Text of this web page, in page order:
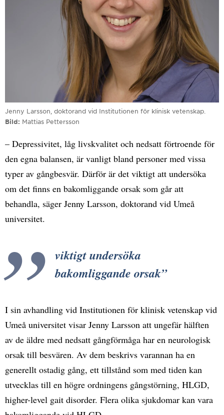
Jenny Larsson, doktorand vid Institutionen för klinisk vetenskap.
Bild
Mattias Pettersson
– Depressivitet, låg livskvalitet och nedsatt förtroende för
den egna balansen, är vanligt bland personer med vissa
typer av gångbesvär. Därför är det viktigt att undersöka
om det finns en bakomliggande orsak som går att
behandla, säger Jenny Larsson, doktorand vid Umeå
universitet.
viktigt undersöka
bakomliggande orsak
I sin avhandling vid Institutionen för klinisk vetenskap vid
Umeå universitet visar Jenny Larsson att ungefär hälften
av de äldre med nedsatt gångförmåga har en neurologisk
orsak till besvären. Av dem beskrivs varannan ha en
generellt ostadig gång, ett tillstånd som med tiden kan
utvecklas till en högre ordningens gångstörning, HLGD,
higher-level gait disorder. Flera olika sjukdomar kan vara